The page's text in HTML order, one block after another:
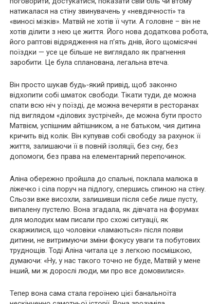
натикалася на стіну звинувачень у «невдячності» та
«виносі мізків». Матвій не хотів її чути. А головне – він не
хотів ділити з нею це життя. Його нова додаткова робота,
його раптові відрядження на п’ять днів, його щомісячні
поїздки — усе це більше не виглядало як прагнення
заробити. Це була спланована, легальна втеча.
Він просто шукав будь-який привід, щоб законно
відхопити собі шматок свободи. Тікати туди, де можна
спати всю ніч у поїзді, де можна вечеряти в ресторанах
під виглядом «ділових зустрічей», де можна бути просто
Матвієм, успішним айтішником, а не батьком, чия дитина
кричить від колік. Він купував собі свободу за рахунок її
життя, залишаючи її в повній ізоляції, без сну, без
допомоги, без права на елементарний перепочинок.
Аліна обережно пройшла до спальні, поклала малюка в
ліжечко і сіла поруч на підлогу, спершись спиною на стіну.
Сльози вже висохли, залишивши після себе лише пусту,
випалену пустелю. Вона згадала, як дівчата на форумах
для молодих мам писали про схожі ситуації, як
скаржилися, що чоловіки «ламаються» після появи
дитини, не витримуючи зміни фокусу уваги та побутових
труднощів. Тоді Аліна читала це з легкою посмішкою,
думаючи: «Ну, у нас такого точно не буде, Матвій у мене
інший, ми ж дорослі люди, ми про все домовилися».
Тепер вона сама стала героїнею цієї банальноїта